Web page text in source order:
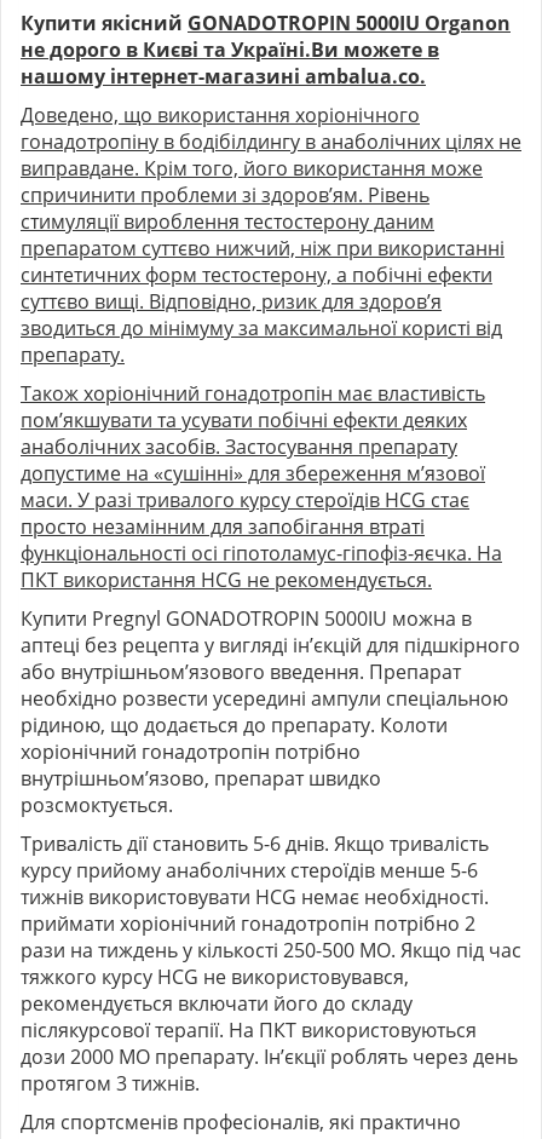
Купити якісний GONADOTROPIN 5000IU Organon
не дорого в Києві та Україні.Ви можете в
нашому інтернет-магазині ambalua.co.
Доведено, що використання хоріонічного
гонадотропіну в бодібілдингу в анаболічних цілях не
виправдане. Крім того, його використання може
спричинити проблеми зі здоров’ям. Рівень
стимуляції вироблення тестостерону даним
препаратом суттєво нижчий, ніж при використанні
синтетичних форм тестостерону, а побічні ефекти
суттєво вищі. Відповідно, ризик для здоров’я
зводиться до мінімуму за максимальної користі від
препарату.
Також хоріонічний гонадотропін має властивість
пом’якшувати та усувати побічні ефекти деяких
анаболічних засобів. Застосування препарату
допустиме на «сушінні» для збереження м’язової
маси. У разі тривалого курсу стероїдів HCG стає
просто незамінним для запобігання втраті
функціональності осі гіпотоламус-гіпофіз-яєчка. На
ПКТ використання HCG не рекомендується.
Купити Pregnyl GONADOTROPIN 5000IU можна в
аптеці без рецепта у вигляді ін’єкцій для підшкірного
або внутрішньом’язового введення. Препарат
необхідно розвести усередині ампули спеціальною
рідиною, що додається до препарату. Колоти
хоріонічний гонадотропін потрібно
внутрішньом’язово, препарат швидко
розсмоктується.
Тривалість дії становить 5-6 днів. Якщо тривалість
курсу прийому анаболічних стероїдів менше 5-6
тижнів використовувати HCG немає необхідності.
приймати хоріонічний гонадотропін потрібно 2
рази на тиждень у кількості 250-500 МО. Якщо під час
тяжкого курсу HCG не використовувався,
рекомендується включати його до складу
післякурсової терапії. На ПКТ використовуються
дози 2000 МО препарату. Ін’єкції роблять через день
протягом 3 тижнів.
Для спортсменів професіоналів, які практично